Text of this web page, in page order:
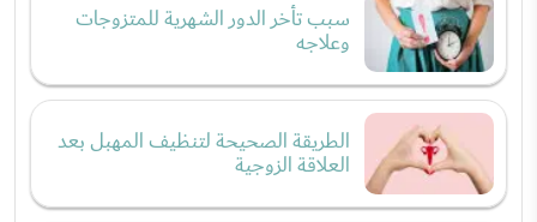
سبب تأخر الدور الشهرية للمتزوجات
وعلاجه
الطريقة الصحيحة لتنظيف المهبل بعد
العلاقة الزوجية